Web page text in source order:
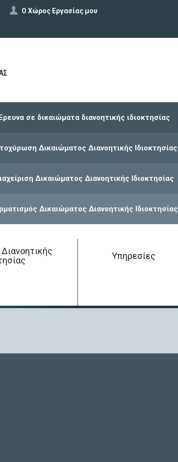
Ο Χώρος Εργασίας μου
σε δικαιώματα διανοητικής ιδιοκτησίας
Δικαιώματος Διανοητικής Ιδιοκτησίας
Δικαιώματος Διανοητικής Ιδιοκτησίας
Δικαιώματος Διανοητικής Ιδιοκτησίας
Έρευνα σε δικαιώματα διανοητικής ιδιοκτησίας
Υπηρεσίες